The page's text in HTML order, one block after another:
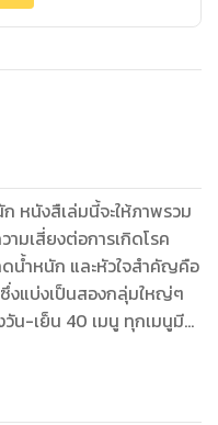
หนังสืเล่มนี้จะให้ภาพรวม
มเสี่ยงต่อการเกิดโรค
ดน้ำหนัก และหัวใจสำคัญคือ
งแบ่งเป็นสองกลุ่มใหญ่ๆ
วัน-เย็น 40 เมนู ทุกเมนูมี
นาการ รวมถึงบอกจุดเด่น